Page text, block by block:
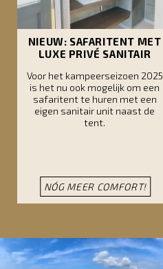
NIEUW: SAFARITENT MET
LUXE PRIVÉ SANITAIR
Voor het kampeerseizoen 2025
is het nu ook mogelijk om een
safaritent te huren met een
eigen sanitair unit naast de
tent.
NÓG MEER COMFORT!